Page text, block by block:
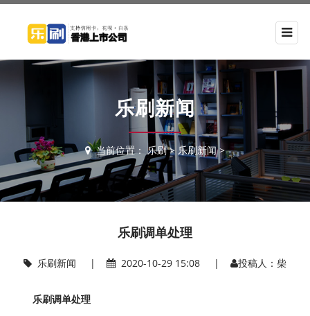
乐刷新闻
当前位置： 乐刷> 乐刷新闻>
乐刷调单处理
乐刷新闻 | 2020-10-29 15:08 | 投稿人：柴
乐刷调单处理